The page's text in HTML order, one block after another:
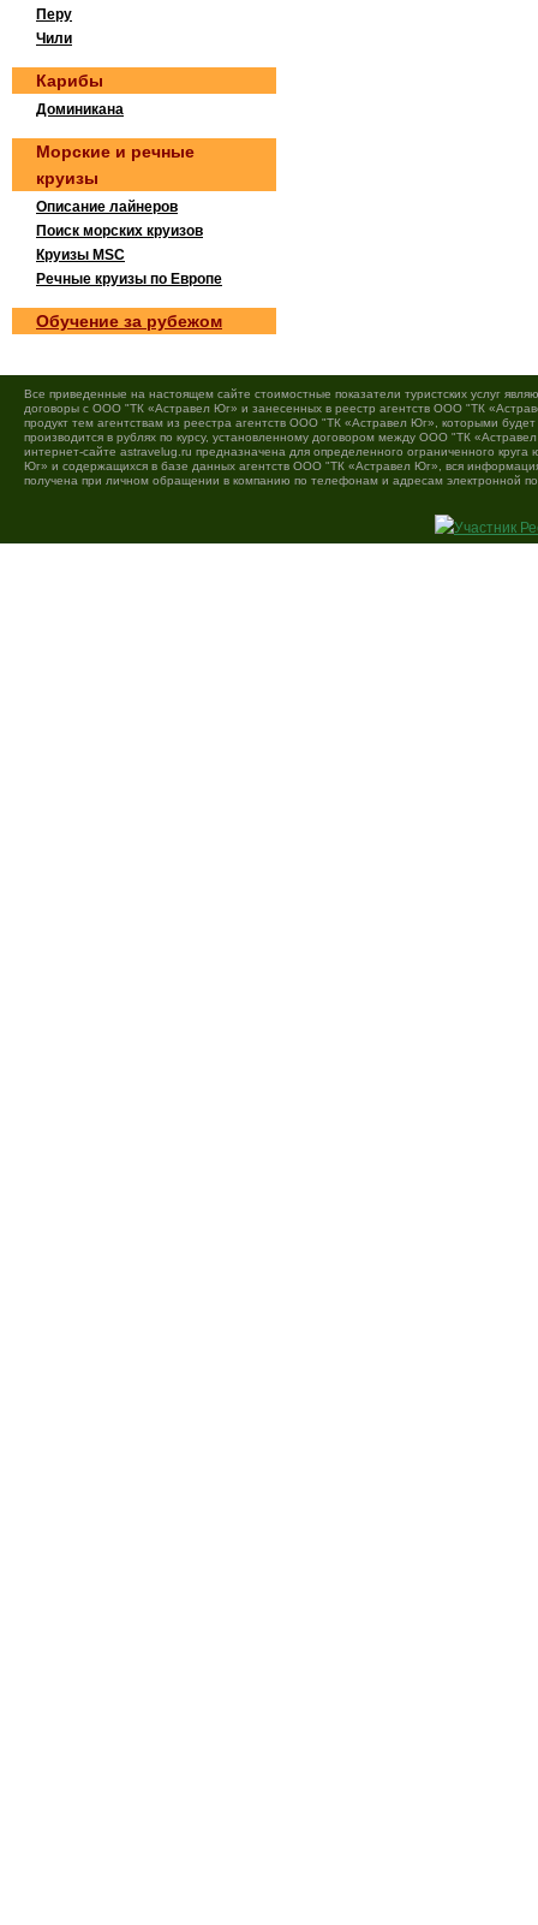
Перу
Чили
Карибы
Доминикана
Морские и речные
круизы
Описание лайнеров
Поиск морских круизов
Круизы MSC
Речные круизы по Европе
Обучение за рубежом
Все приведенные на настоящем сайте стоимостные показатели туристских услуг
договоры с ООО "ТК «Астравел Юг» и занесенных в реестр агентств ООО "ТК
продукт тем агентствам из реестра агентств ООО "ТК «Астравел Юг», которыми
производится в рублях по курсу, установленному договором между ООО "ТК
интернет-сайте astravelug.ru предназначена для определенного ограниченного
Юг» и содержащихся в базе данных агентств ООО "ТК «Астравел Юг», вся
получена при личном обращении в компанию по телефонам и адресам электронной